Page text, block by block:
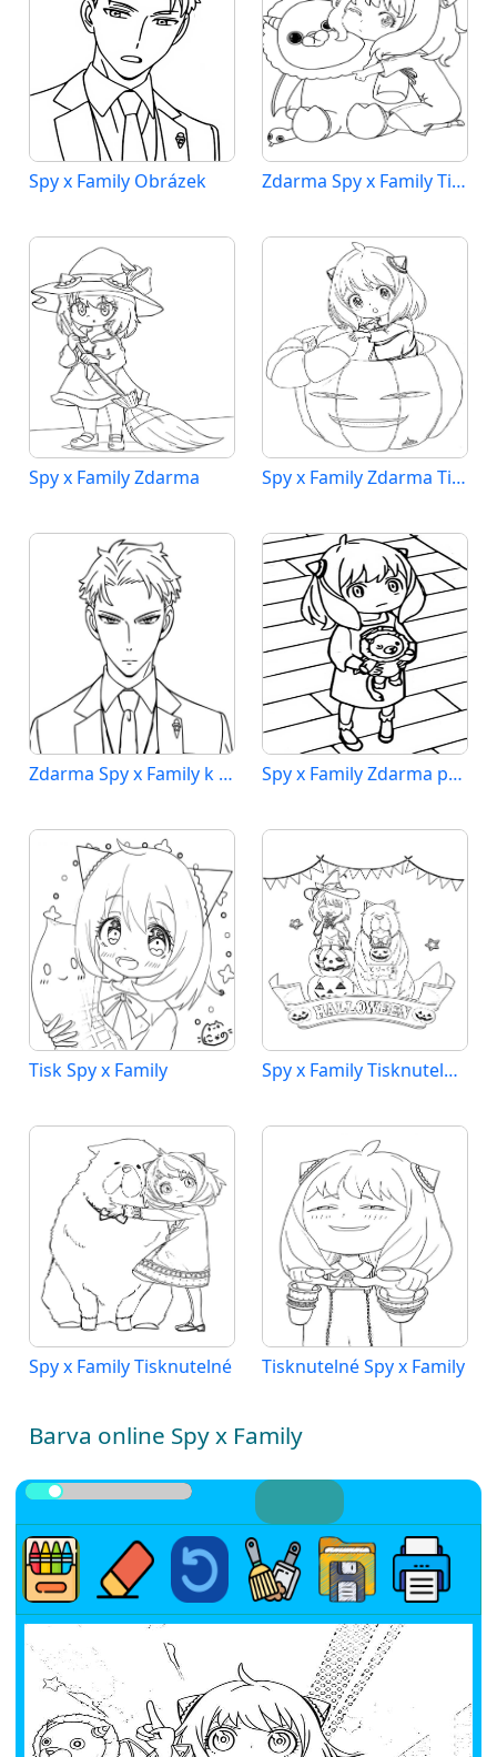
Spy x Family Obrázek Zdarma Spy x Family Tisknutelné
Spy x Family Zdarma Spy x Family Zdarma Tisknutelné
Zdarma Spy x Family k Tisku Spy x Family Zdarma pro Děti
Tisk Spy x Family Spy x Family Tisknutelné pro Děti
Spy x Family Tisknutelné Tisknutelné Spy x Family
Barva online Spy x Family